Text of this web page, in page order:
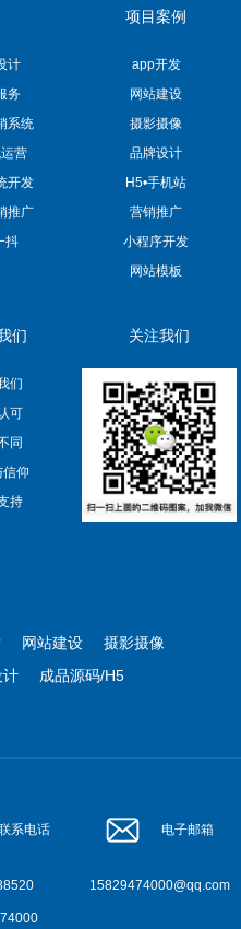
计
务
系统
营
开发
推广
抖
项目案例
app开发
网站建设
摄影摄像
品牌设计
H5•手机站
营销推广
小程序开发
网站模板
们
们
可
同
信仰
持
关注我们
网站建设
摄影摄像
计
成品源码/H5
系电话 电子邮箱
15829474000@qq.com